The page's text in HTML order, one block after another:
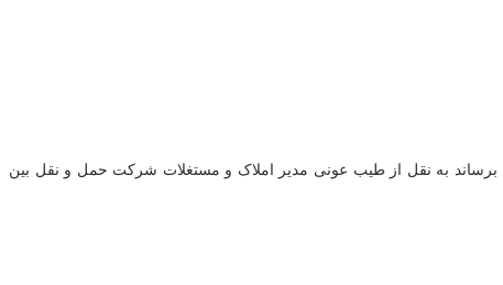
اسکانیا ۱۱۳ و ۲ دستگاه ولوو ان۱۰ را از طریق مزایده عمومی به فروش برساند به نقل از طیب عونی مدیر املاک و مستغلات شرکت حمل و نقل بین